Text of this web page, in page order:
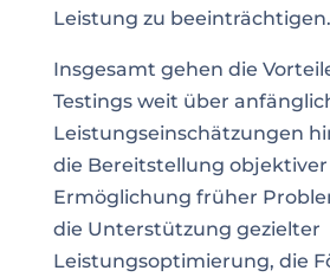
Leistung zu beeinträchtigen.
Insgesamt gehen die
Testings weit über
Leistungseinschätzungen
die Bereitstellung objektiver
Ermöglichung früher
die Unterstützung gezielter
Leistungsoptimierung, die